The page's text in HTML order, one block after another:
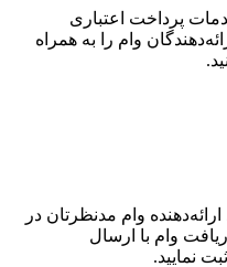
پرداخت اعتباری
وام را به همراه
وام مدنظرتان در
وام با ارسال
نمایید.